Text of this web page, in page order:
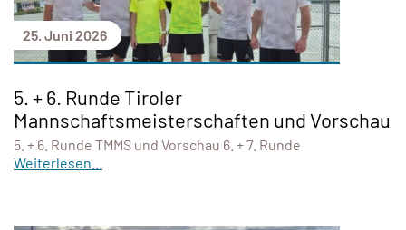
25. Juni 2026
5. + 6. Runde Tiroler
Mannschaftsmeisterschaften und Vorschau
5. + 6. Runde TMMS und Vorschau 6. + 7. Runde
Weiterlesen...